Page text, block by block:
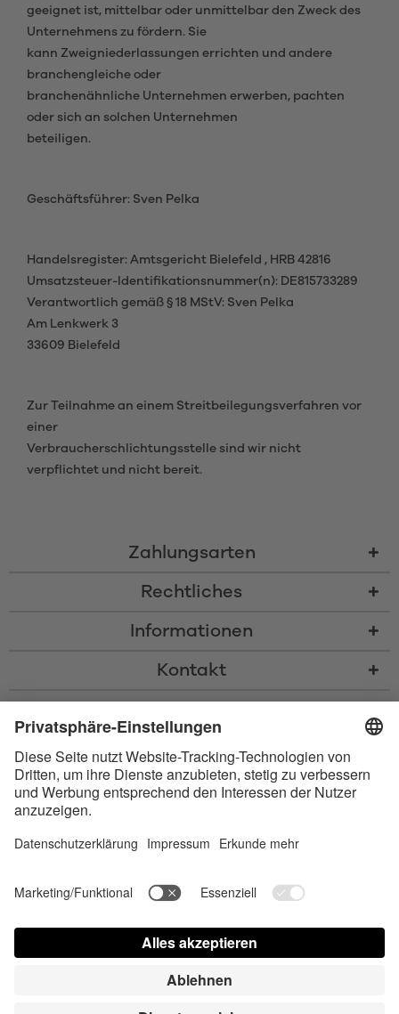
geeignet ist, mittelbar oder unmittelbar den Zweck des
Unternehmens zu fördern. Sie
kann Zweigniederlassungen errichten und andere
branchengleiche oder
branchenähnliche Unternehmen erwerben, pachten
oder sich an solchen Unternehmen
beteiligen.
Geschäftsführer: Sven Pelka
Handelsregister: Amtsgericht Bielefeld , HRB 42816
Umsatzsteuer-Identifikationsnummer(n): DE815733289
Verantwortlich gemäß § 18 MStV: Sven Pelka
Am Lenkwerk 3
33609 Bielefeld
Zur Teilnahme an einem Streitbeilegungsverfahren vor
einer
Verbraucherschlichtungsstelle sind wir nicht
verpflichtet und nicht bereit.
Zahlungsarten
Rechtliches
Informationen
Kontakt
Nachnahmegebühren, wenn nicht anders beschrieben
und Eigentum der Bluetooth SIG, Inc. Die Nutzung dieser Marken durch
Satisfyer GmbH erfolgt unter Lizenz.
Contact us today